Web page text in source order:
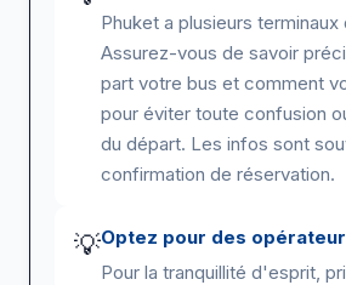
Phuket a plusieurs terminaux
Assurez-vous de savoir
part votre bus et comment
pour éviter toute confusion
du départ. Les infos sont
confirmation de réservation.
💡Optez pour des
Pour la tranquillité d'esprit,